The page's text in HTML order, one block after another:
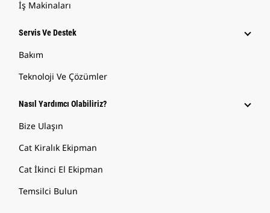
İş Makinaları
Servis Ve Destek
Bakım
Teknoloji Ve Çözümler
Nasıl Yardımcı Olabiliriz?
Bize Ulaşın
Cat Kiralık Ekipman
Cat İkinci El Ekipman
Temsilci Bulun